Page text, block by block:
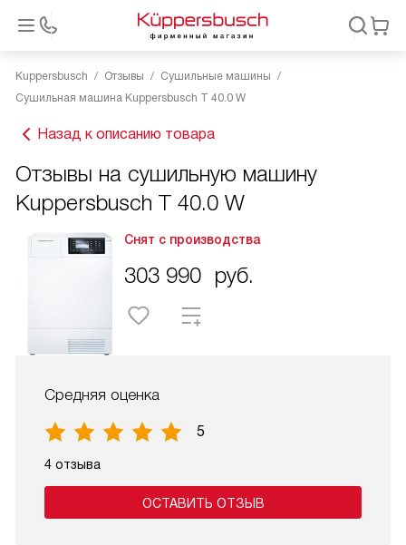
Kuppersbusch Отзывы
Сушильные машины
Сушильная машина Kuppersbusch T 40.0 W
Назад к описанию товара
Отзывы на сушильную машину
Kuppersbusch T 40.0 W
Снят с производства
303 990 руб.
Средняя оценка
5
4 отзыва
ОСТАВИТЬ ОТЗЫВ